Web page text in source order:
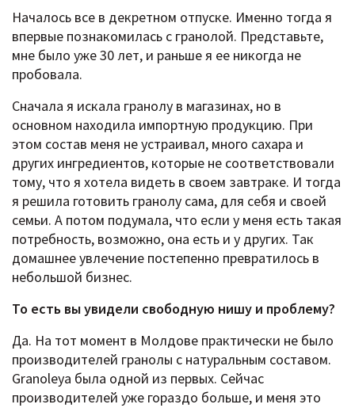
Началось все в декретном отпуске. Именно тогда я
впервые познакомилась с гранолой. Представьте,
мне было уже 30 лет, и раньше я ее никогда не
пробовала.
Сначала я искала гранолу в магазинах, но в
основном находила импортную продукцию. При
этом состав меня не устраивал, много сахара и
других ингредиентов, которые не соответствовали
тому, что я хотела видеть в своем завтраке. И тогда
я решила готовить гранолу сама, для себя и своей
семьи. А потом подумала, что если у меня есть такая
потребность, возможно, она есть и у других. Так
домашнее увлечение постепенно превратилось в
небольшой бизнес.
То есть вы увидели свободную нишу и проблему?
Да. На тот момент в Молдове практически не было
производителей гранолы с натуральным составом.
Granoleya была одной из первых. Сейчас
производителей уже гораздо больше, и меня это